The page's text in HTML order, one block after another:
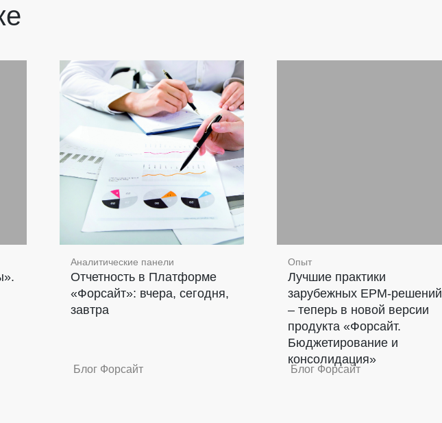
Аналитические панели
Отчетность в Платформе
«Форсайт»: вчера, сегодня,
завтра
Блог Форсайт
Опыт
Лучшие практики
зарубежных EPM-решений
– теперь в новой версии
продукта «Форсайт.
Бюджетирование и
консолидация»
Блог Форсайт